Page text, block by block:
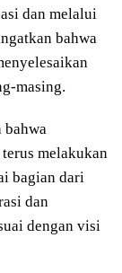
dan melalui
bahwa
masing.
bahwa
melakukan
bagian dari
dan
dengan visi